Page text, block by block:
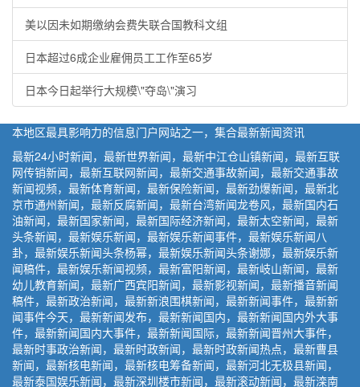
美以因未如期缴纳会费失联合国教科文组
日本超过6成企业雇佣员工工作至65岁
日本今日起举行大规模\"夺岛\"演习
本地区最具影响力的信息门户网站之一，集合最新新闻资讯
最新24小时新闻，最新世界新闻，最新中江仓山镇新闻，最新互联
网传销新闻，最新互联网新闻，最新交通事故新闻，最新交通事故
新闻视频，最新体育新闻，最新保险新闻，最新劲爆新闻，最新北
京市通州新闻，最新反腐新闻，最新台湾新闻龙卷风，最新国内石
油新闻，最新国家新闻，最新国际经济新闻，最新太空新闻，最新
头条新闻，最新娱乐新闻，最新娱乐新闻事件，最新娱乐新闻八
卦，最新娱乐新闻头条杨幂，最新娱乐新闻头条谢娜，最新娱乐新
闻稿件，最新娱乐新闻视频，最新富阳新闻，最新岐山新闻，最新
幼儿教育新闻，最新广西宾阳新闻，最新影视新闻，最新播音新闻
稿件，最新政治新闻，最新新浪围棋新闻，最新新闻事件，最新新
闻事件今天，最新新闻发布，最新新闻国内，最新新闻国内外大事
件，最新新闻国内大事件，最新新闻国际，最新新闻晋州大事件，
最新时事政治新闻，最新时政新闻，最新时政新闻热点，最新曹县
新闻，最新核电新闻，最新核电筹备新闻，最新河北无极县新闻，
最新泰国娱乐新闻，最新深圳楼市新闻，最新滚动新闻，最新滦南